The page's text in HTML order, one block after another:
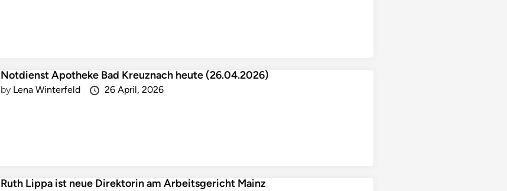
Notdienst Apotheke Bad Kreuznach heute (26.04.2026)
by Lena Winterfeld 26 April, 2026
Ruth Lippa ist neue Direktorin am Arbeitsgericht Mainz